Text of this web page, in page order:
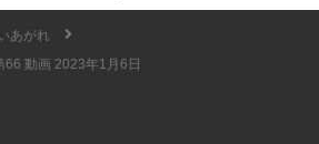
あがれ
66 動画 2023年1月6日